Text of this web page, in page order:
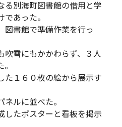
別海町図書館の借用と学
あった。
図書館で準備作業を行っ
雪にもかかわらず、３人
１６０枚の絵から展示す
ルに並べた。
たポスターと看板を掲示